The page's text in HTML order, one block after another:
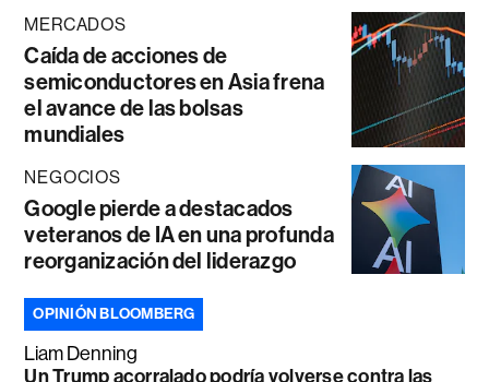
MERCADOS
Caída de acciones de
semiconductores en Asia frena
el avance de las bolsas
mundiales
NEGOCIOS
Google pierde a destacados
veteranos de IA en una profunda
reorganización del liderazgo
OPINIÓN BLOOMBERG
Liam Denning
Un Trump acorralado podría volverse contra las